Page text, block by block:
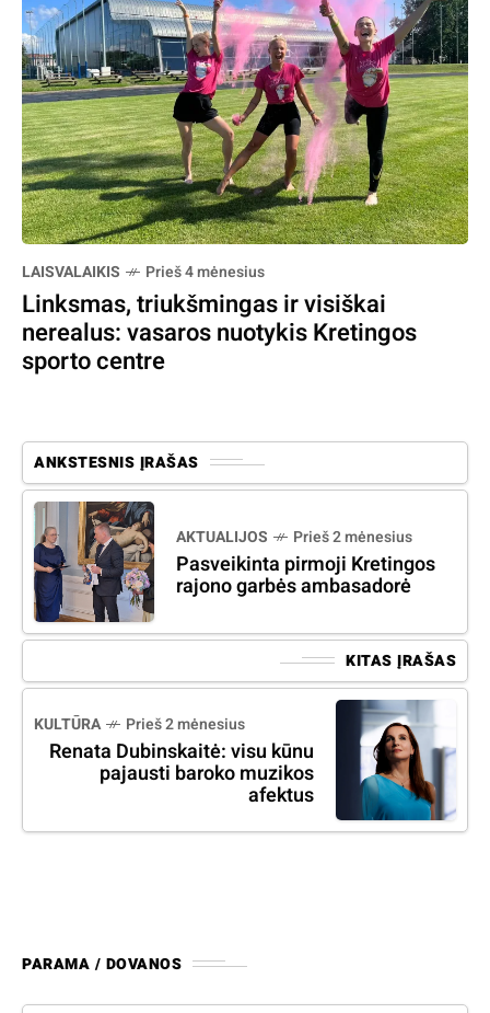
LAISVALAIKIS Prieš 4 mėnesius
Linksmas, triukšmingas ir visiškai
nerealus: vasaros nuotykis Kretingos
sporto centre
ANKSTESNIS ĮRAŠAS
AKTUALIJOS Prieš 2 mėnesius
Pasveikinta pirmoji Kretingos
rajono garbės ambasadorė
KITAS ĮRAŠAS
KULTŪRA Prieš 2 mėnesius
Renata Dubinskaitė: visu kūnu
pajausti baroko muzikos
afektus
PARAMA / DOVANOS